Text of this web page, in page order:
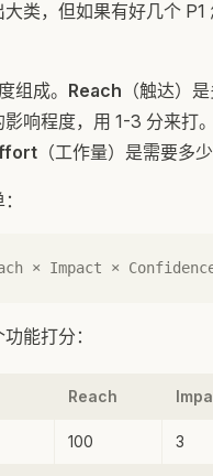
大类，但如果有好几个
组成。 Reach （触达）
响程度，用 1-3 分来打。
（工作量）是需要多
× Impact ×
能打分：
Reach
100 3